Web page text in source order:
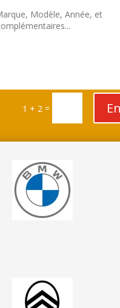
1 + 2 =